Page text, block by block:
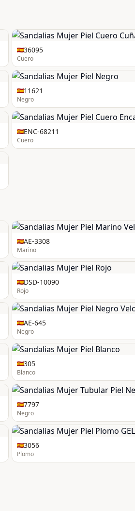
36095
Cuero
11621
Negro
ENC-68211
Cuero
AE-3308
Marino
DSD-10090
Rojo
AE-645
Negro
305
Blanco
7797
Negro
3056
Plomo